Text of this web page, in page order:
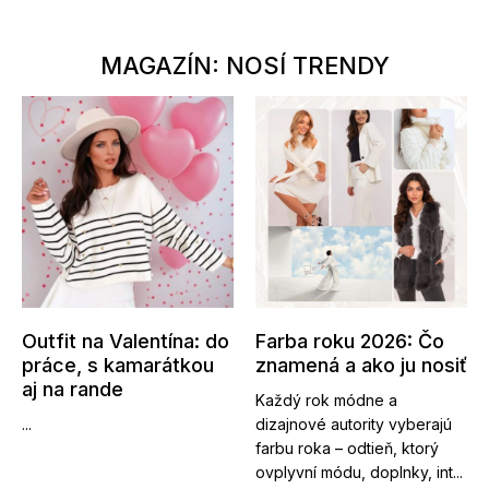
MAGAZÍN: NOSÍ TRENDY
Outfit na Valentína: do
práce, s kamarátkou
aj na rande
...
Farba roku 2026: Čo
znamená a ako ju nosiť
Každý rok módne a
dizajnové autority vyberajú
farbu roka – odtieň, ktorý
ovplyvní módu, doplnky, int...